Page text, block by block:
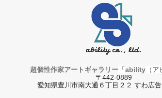
超個性作家アートギャラリー「 ability（ア
〒442-0889
愛知県豊川市南大通６丁目２２ すわ広